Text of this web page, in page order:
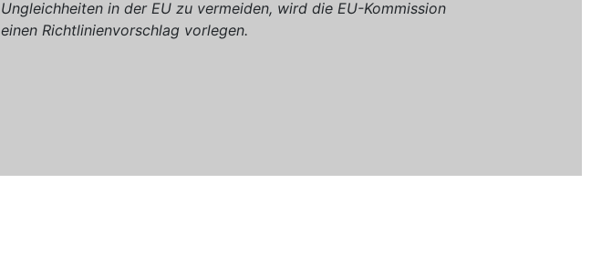
Ungleichheiten in der EU zu vermeiden, wird die EU-Kommission
einen Richtlinienvorschlag vorlegen.